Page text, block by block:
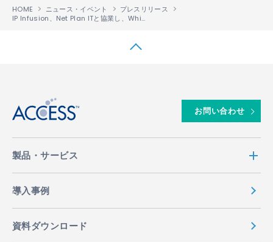
HOME ニュース・イベント
プレスリリース
IP Infusion、Net Plan ITと協業し、White Boxソリューションにより、ポルトガルのインターネットサービスプロバイダーの5Gネットワークを変革
お問い合わせ
製品・サービス
導入事例
資料ダウンロード